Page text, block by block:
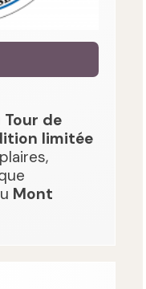
Tour de
limitée
Mont